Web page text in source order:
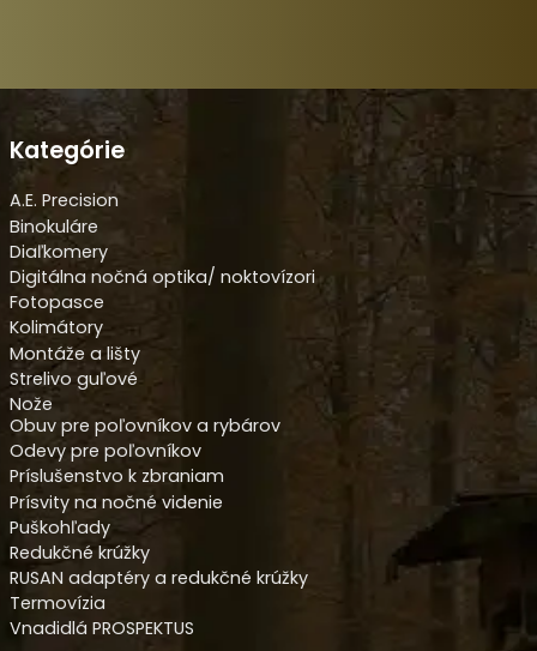
Kategórie
A.E. Precision
Binokuláre
Diaľkomery
Digitálna nočná optika/ noktovízori
Fotopasce
Kolimátory
Montáže a lišty
Strelivo guľové
Nože
Obuv pre poľovníkov a rybárov
Odevy pre poľovníkov
Príslušenstvo k zbraniam
Prísvity na nočné videnie
Puškohľady
Redukčné krúžky
RUSAN adaptéry a redukčné krúžky
Termovízia
Vnadidlá PROSPEKTUS